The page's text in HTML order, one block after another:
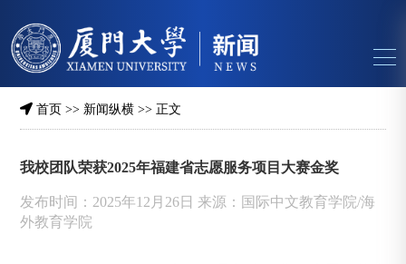
首页 >> 新闻纵横 >> 正文
我校团队荣获2025年福建省志愿服务项目大赛金奖
发布时间：2025年12月26日 来源：国际中文教育学院/海
外教育学院